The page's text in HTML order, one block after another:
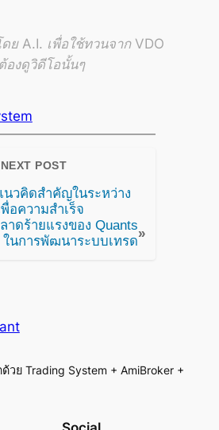
ย A.I. เพื่อใช้ทวนจาก VDO
องดูวิดีโอนั้นๆ
POST
นวคิดสำคัญในระหว่าง
อความสำเร็จ
าดร้ายแรงของ Quants
ในการพัฒนาระบบเทรด
»
วย Trading System + AmiBroker +